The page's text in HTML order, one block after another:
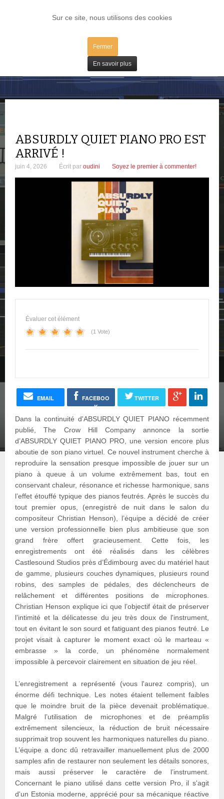
Sur ce site, nous utilisons des cookies
Fermer
En savoir plus
LOG IN
ABSURDLY QUIET PIANO PRO EST
ARRIVÉ !
juin 4, 2026 Écrit par oudini Soyez le premier à commenter!
Évaluer cet élément
(1 Vote)
EMAIL
FACEBOO
K
TWITTER
Dans la continuité d'ABSURDLY QUIET PIANO récemment
publié, The Crow Hill Company annonce la sortie
d’ABSURDLY QUIET PIANO PRO, une version encore plus
aboutie de son piano virtuel. Ce nouvel instrument cherche à
reproduire la sensation presque impossible de jouer sur un
piano à queue à un volume extrêmement bas, tout en
conservant chaleur, résonance et richesse harmonique, sans
l’effet étouffé typique des pianos feutrés. Après le succès du
tout premier opus, (enregistré de nuit dans le salon du
compositeur Christian Henson), l’équipe a décidé de créer
une version professionnelle bien plus ambitieuse que son
grand frère offert gracieusement. Cette fois, les
enregistrements ont été réalisés dans les célèbres
Castlesound Studios près d’Édimbourg avec du matériel haut
de gamme, plusieurs couches dynamiques, plusieurs round
robins, des samples de pédales, des déclencheurs de
relâchement et différentes positions de microphones.
Christian Henson explique ici que l’objectif était de préserver
l’intimité et la délicatesse du jeu très doux de l'instrument,
tout en évitant le son sourd et fatiguant des pianos feutré. Le
projet visait à capturer le moment exact où le marteau «
embrasse » la corde, un phénomène normalement
impossible à percevoir clairement en situation de jeu réel.
L’enregistrement a représenté (vous l'aurez compris), un
énorme défi technique. Les notes étaient tellement faibles
que le moindre bruit de la pièce devenait problématique.
Malgré l’utilisation de microphones et de préamplis
extrêmement silencieux, la réduction de bruit nécessaire
supprimait trop souvent les harmoniques naturelles du piano.
L’équipe a donc dû retravailler manuellement plus de 2000
samples afin de restaurer non seulement les détails sonores,
mais aussi préserver le caractère de l’instrument.
Concernant le piano utilisé dans cette version Pro, il s'agit
d'un Estonia moderne, apprécié pour sa mécanique réactive